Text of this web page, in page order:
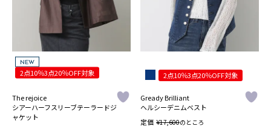
NEW
2点10％3点20％OFF対象
The rejoice
シアーハーフスリーブテーラードジ
ャケット
2点10％3点20％OFF対象
Gready Brilliant
ヘルシーデニムベスト
定価 ¥17,600のところ